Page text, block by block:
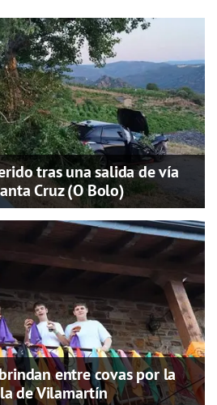
tras una salida de vía
Cruz (O Bolo)
entre covas por la
de Vilamartín